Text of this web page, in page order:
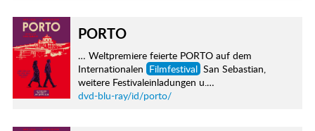
PORTO
… Weltpremiere feierte PORTO auf dem
Internationalen Filmfestival San Sebastian,
weitere Festivaleinladungen u.…
dvd-blu-ray/id/porto/